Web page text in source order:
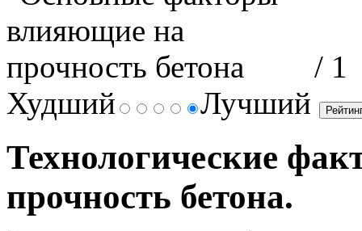
/ 1
Худший
Лучший
Технологические
прочность бетона.